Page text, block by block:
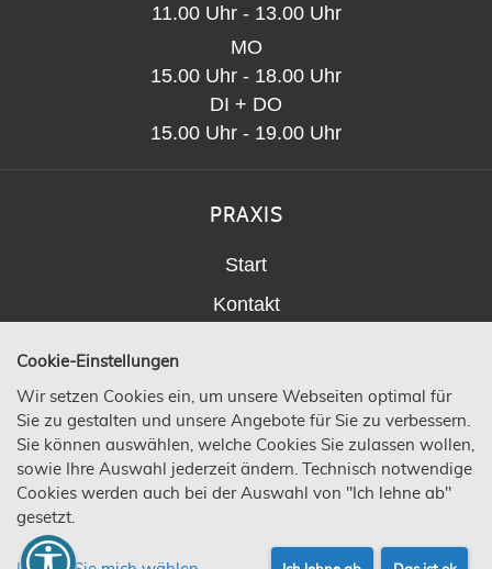
11.00 Uhr - 13.00 Uhr
MO
15.00 Uhr - 18.00 Uhr
DI + DO
15.00 Uhr - 19.00 Uhr
PRAXIS
Start
Kontakt
© 2026 | Hausärztliche Gemeinschaftspraxis
Moringen |
BARRIEREFREIHEIT
Cookie-Einstellungen
Wir setzen Cookies ein, um unsere Webseiten optimal für
Sie zu gestalten und unsere Angebote für Sie zu verbessern.
Sie können auswählen, welche Cookies Sie zulassen wollen,
sowie Ihre Auswahl jederzeit ändern. Technisch notwendige
Cookies werden auch bei der Auswahl von "Ich lehne ab"
gesetzt.